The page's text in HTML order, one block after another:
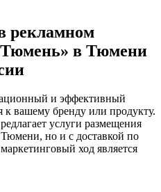
рекламном
Тюмень» в Тюмени
и эффективный
вашему бренду или продукту.
услуги размещения
но и с доставкой по
ход является